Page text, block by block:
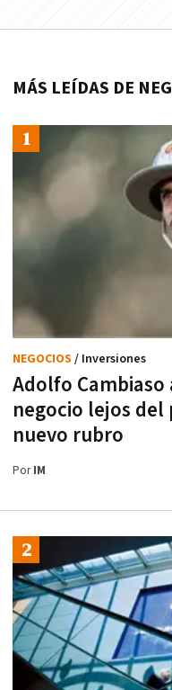
MÁS LEÍDAS DE
Adolfo
negocio lejos del
nuevo rubro
NEGOCIOS / Inversiones
PorIM